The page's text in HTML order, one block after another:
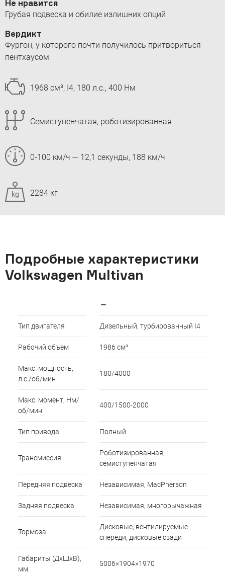
Не нравится
Грубая подвеска и обилие излишних опций
Вердикт
Фургон, у которого почти получилось притвориться
пентхаусом
1968 см³, I4, 180 л.с., 400 Нм
Семиступенчатая, роботизированная
0-100 км/ч — 12,1 секунды, 188 км/ч
kg 2284 кг
Подробные характеристики
Volkswagen Multivan
—
Тип двигателя Дизельный, турбированный I4
Рабочий объем 1986 см³
Макс. мощность,
л.с./об/мин
180/4000
Макс. момент, Нм/
об/мин
400/1500-2000
Тип привода Полный
Трансмиссия
Роботизированная,
семиступенчатая
Передняя подвеска Независимая, MacPherson
Задняя подвеска Независимая, многорычажная
Тормоза
Дисковые, вентилируемые
спереди, дисковые сзади
Габариты (ДхШхВ),
мм
5006×1904×1970